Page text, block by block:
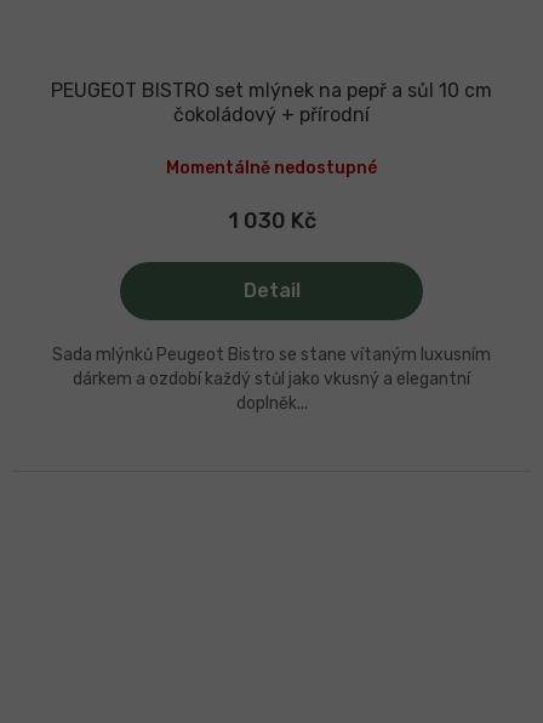
PEUGEOT BISTRO set mlýnek na pepř a sůl 10 cm
čokoládový + přírodní
Momentálně nedostupné
1 030 Kč
Detail
Sada mlýnků Peugeot Bistro se stane vítaným luxusním
dárkem a ozdobí každý stůl jako vkusný a elegantní
doplněk...